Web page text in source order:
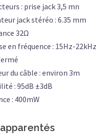
: prise jack 3,5 mn
jack stéréo : 6.35 mm
32Ω
en fréquence : 15Hz-22kHz
du câble : environ 3m
: 95dB ±3dB
: 400mW